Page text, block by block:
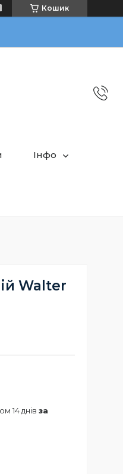
Кошик
Інфо
Walter
14 днів за